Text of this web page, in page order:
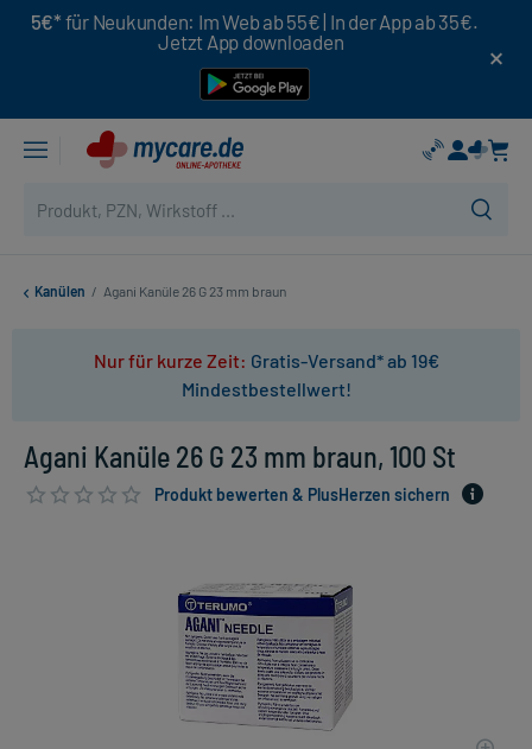
5€* für Neukunden: Im Web ab 55€ | In der App ab 35€.
Jetzt App downloaden
Kanülen / Agani Kanüle 26 G 23 mm braun
Nur für kurze Zeit: Gratis-Versand* ab 19€
Mindestbestellwert!
Agani Kanüle 26 G 23 mm braun, 100 St
Produkt bewerten & PlusHerzen sichern